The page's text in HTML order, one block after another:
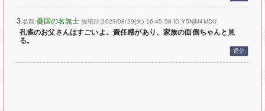
3.名前:憂国の名無士 投稿日:2023/08/29(火) 16:45:58 ID:Y5NjM4MDU
孔雀のお父さんはすごいよ。責任感があり、家族の面倒ちゃんと見
る。
返信